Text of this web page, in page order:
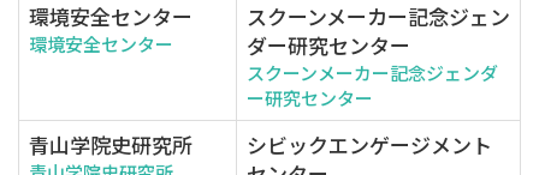
環境安全センター
環境安全センター
スクーンメーカー記念ジェン
ダー研究センター
スクーンメーカー記念ジェンダ
ー研究センター
青山学院史研究所
シビックエンゲージメント